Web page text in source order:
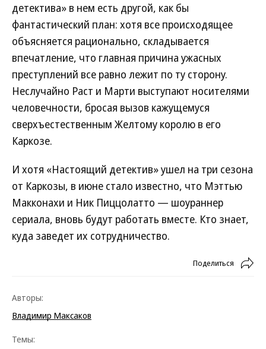
детектива» в нем есть другой, как бы
фантастический план: хотя все происходящее
объясняется рационально, складывается
впечатление, что главная причина ужасных
преступлений все равно лежит по ту сторону.
Неслучайно Раст и Марти выступают носителями
человечности, бросая вызов кажущемуся
сверхъестественным Желтому королю в его
Каркозе.
И хотя «Настоящий детектив» ушел на три сезона
от Каркозы, в июне стало известно, что Мэттью
Макконахи и Ник Пиццолатто — шоураннер
сериала, вновь будут работать вместе. Кто знает,
куда заведет их сотрудничество.
Поделиться
Авторы:
Владимир Максаков
Темы: